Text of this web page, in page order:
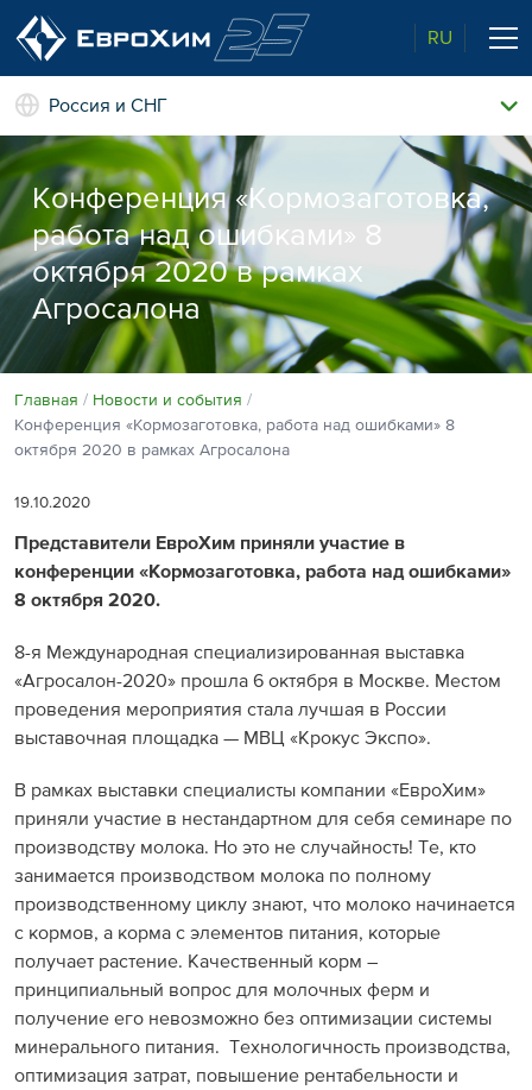
RU
Наши удобрения
О нас
Поддержка и сопровождение
Качество от лидера рынка
Экологичность
Агросервис
Агроэкспертиза
Полевые опыты
Новости и события
Наши контакты
Центр знаний
Россия и СНГ
Конференция «Кормозаготовка,
работа над ошибками» 8
октября 2020 в рамках
Агросалона
Главная
Новости и события
Конференция «Кормозаготовка, работа над ошибками» 8
октября 2020 в рамках Агросалона
19.10.2020
Представители ЕвроХим приняли участие в
конференции «Кормозаготовка, работа над ошибками»
8 октября 2020.
8-я Международная специализированная выставка
«Агросалон-2020» прошла 6 октября в Москве. Местом
проведения мероприятия стала лучшая в России
выставочная площадка — МВЦ «Крокус Экспо».
В рамках выставки специалисты компании «ЕвроХим»
приняли участие в нестандартном для себя семинаре по
производству молока. Но это не случайность! Те, кто
занимается производством молока по полному
производственному циклу знают, что молоко начинается
с кормов, а корма с элементов питания, которые
получает растение. Качественный корм –
принципиальный вопрос для молочных ферм и
получение его невозможно без оптимизации системы
минерального питания. Технологичность производства,
оптимизация затрат, повышение рентабельности и